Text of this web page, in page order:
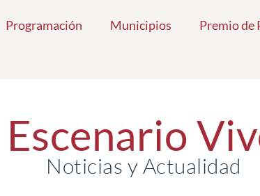
Programación Municipios Premio de
Escenario
Noticias y Actualidad